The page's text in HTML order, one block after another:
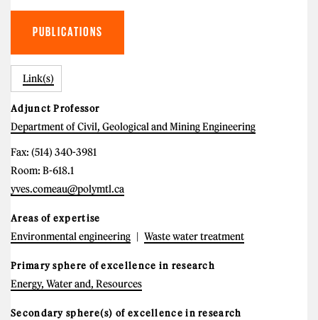
PUBLICATIONS
Link(s)
Adjunct Professor
Department of Civil, Geological and Mining Engineering
Fax: (514) 340-3981
Room: B-618.1
yves.comeau@polymtl.ca
Areas of expertise
Environmental engineering Waste water treatment
Primary sphere of excellence in research
Energy, Water and, Resources
Secondary sphere(s) of excellence in research